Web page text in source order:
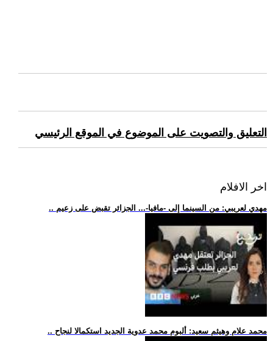
التعليق والتصويت على الموضوع في الموقع الرئيسي
اخر الافلام
.. مهدي لعريبي: من السينما إلى -مافيا-... الجزائر تقبض على زعيم
.. محمد علام وهيثم سعيد: ألبوم محمد عدوية الجديد استكمالا لنجاح